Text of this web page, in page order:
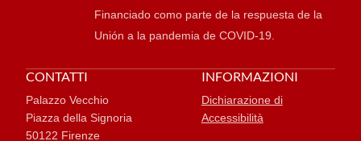
Financiado como parte de la respuesta de la
Unión a la pandemia de COVID-19.
CONTATTI
Palazzo Vecchio
Piazza della Signoria
50122 Firenze
INFORMAZIONI
Dichiarazione di
Accessibilità